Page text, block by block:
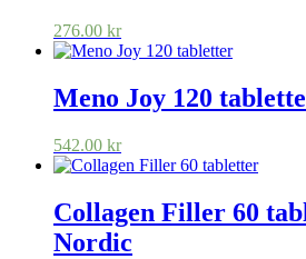
276.00 kr
Meno Joy 120
542.00 kr
Collagen Filler 60
Nordic